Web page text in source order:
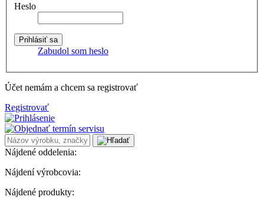
Heslo
Zabudol som heslo
Účet nemám a chcem sa registrovať
Registrovať
Nájdené oddelenia:
Nájdení výrobcovia:
Nájdené produkty: